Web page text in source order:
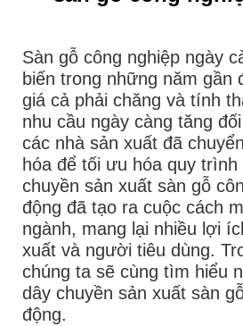
Sàn gỗ công nghiệp ngày
biến trong những năm gần
giá cả phải chăng và tính
nhu cầu ngày càng tăng
các nhà sản xuất đã
hóa để tối ưu hóa quy
chuyền sản xuất sàn gỗ
động đã tạo ra cuộc cách
ngành, mang lại nhiều lợi
xuất và người tiêu dùng.
chúng ta sẽ cùng tìm hiểu
dây chuyền sản xuất sàn
động.